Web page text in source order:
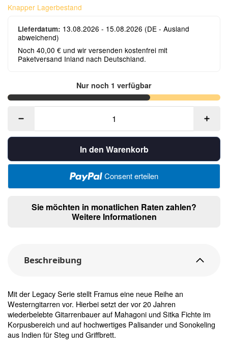
Knapper Lagerbestand
Lieferdatum: 13.08.2026 - 15.08.2026 (DE - Ausland
abweichend)
Noch 40,00 € und wir versenden kostenfrei mit
Paketversand Inland nach Deutschland.
Nur noch 1 verfügbar
In den Warenkorb
Consent erteilen
Sie möchten in monatlichen Raten zahlen?
Weitere Informationen
Beschreibung
Mit der Legacy Serie stellt Framus eine neue Reihe an
Westerngitarren vor. Hierbei setzt der vor 20 Jahren
wiederbelebte Gitarrenbauer auf Mahagoni und Sitka Fichte im
Korpusbereich und auf hochwertiges Palisander und Sonokeling
aus Indien für Steg und Griffbrett.